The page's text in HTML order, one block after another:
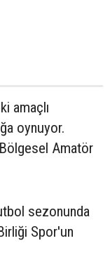
amaçlı
oynuyor.
Amatör
sezonunda
Spor'un